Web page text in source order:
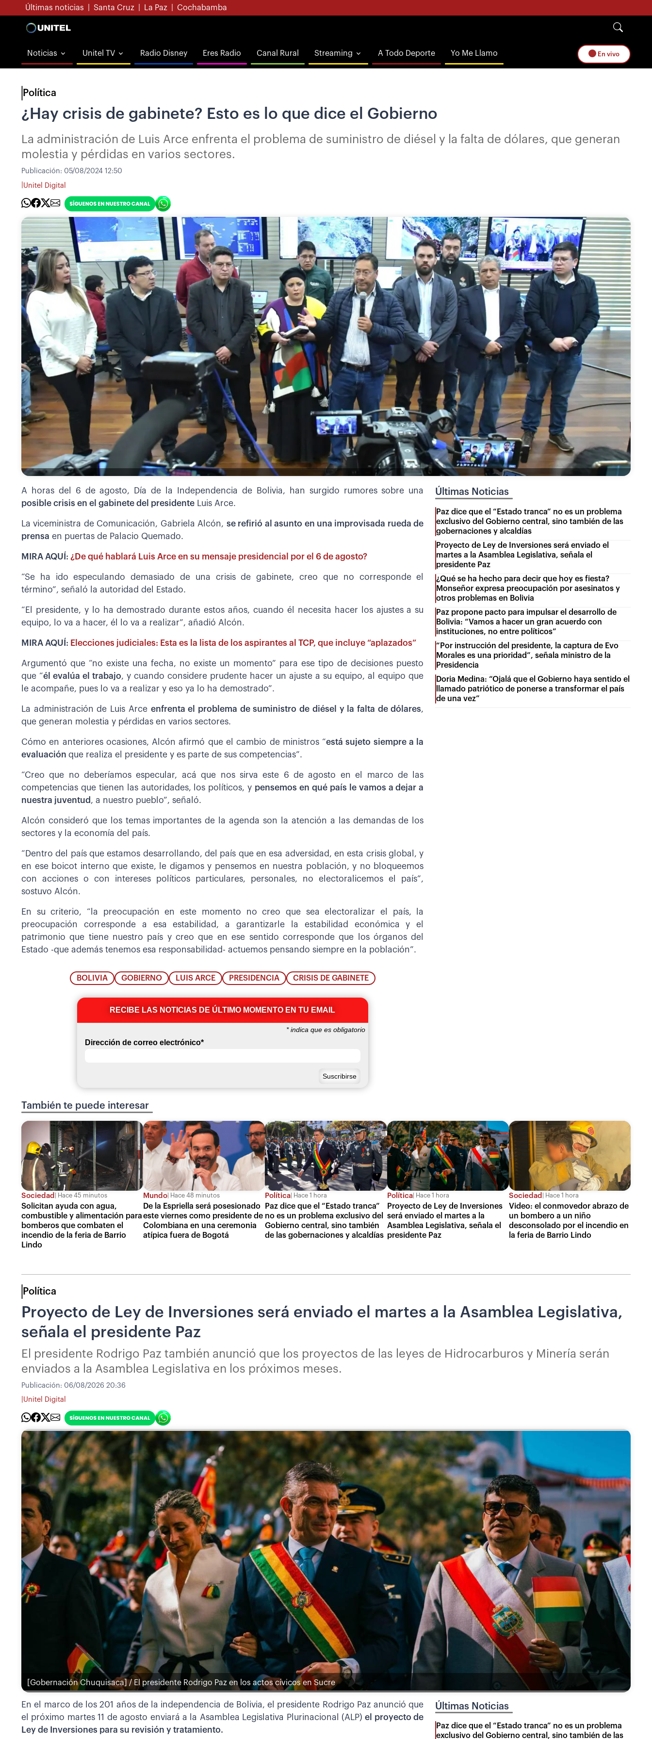
Últimas noticias Santa Cruz La Paz Cochabamba
Noticias Unitel TV Radio Disney Eres Radio Canal Rural Streaming A Todo Deporte Yo Me Llamo En vivo
Política
¿Hay crisis de gabinete? Esto es lo que dice el Gobierno
La administración de Luis Arce enfrenta el problema de suministro de diésel y la falta de dólares, que generan
molestia y pérdidas en varios sectores.
Publicación: 05/08/2024 12:50
Unitel Digital
A horas del 6 de agosto, Día de la Independencia de Bolivia, han surgido rumores sobre una
posible crisis en el gabinete del presidente Luis Arce.
La viceministra de Comunicación, Gabriela Alcón, se refirió al asunto en una improvisada rueda de
prensa en puertas de Palacio Quemado.
MIRA AQUÍ: ¿De qué hablará Luis Arce en su mensaje presidencial por el 6 de agosto?
“Se ha ido especulando demasiado de una crisis de gabinete, creo que no corresponde el
término”, señaló la autoridad del Estado.
“El presidente, y lo ha demostrado durante estos años, cuando él necesita hacer los ajustes a su
equipo, lo va a hacer, él lo va a realizar”, añadió Alcón.
MIRA AQUÍ: Elecciones judiciales: Esta es la lista de los aspirantes al TCP, que incluye “aplazados”
Argumentó que “no existe una fecha, no existe un momento” para ese tipo de decisiones puesto
que “él evalúa el trabajo, y cuando considere prudente hacer un ajuste a su equipo, al equipo que
le acompañe, pues lo va a realizar y eso ya lo ha demostrado”.
La administración de Luis Arce enfrenta el problema de suministro de diésel y la falta de dólares,
que generan molestia y pérdidas en varios sectores.
Cómo en anteriores ocasiones, Alcón afirmó que el cambio de ministros “está sujeto siempre a la
evaluación que realiza el presidente y es parte de sus competencias”.
“Creo que no deberíamos especular, acá que nos sirva este 6 de agosto en el marco de las
competencias que tienen las autoridades, los políticos, y pensemos en qué país le vamos a dejar a
nuestra juventud , a nuestro pueblo”, señaló.
Alcón consideró que los temas importantes de la agenda son la atención a las demandas de los
sectores y la economía del país.
“Dentro del país que estamos desarrollando, del país que en esa adversidad, en esta crisis global, y
en ese boicot interno que existe, le digamos y pensemos en nuestra población, y no bloqueemos
con acciones o con intereses políticos particulares, personales, no electoralicemos el país”,
sostuvo Alcón.
En su criterio, “la preocupación en este momento no creo que sea electoralizar el país, la
preocupación corresponde a esa estabilidad, a garantizarle la estabilidad económica y el
patrimonio que tiene nuestro país y creo que en ese sentido corresponde que los órganos del
Estado -que además tenemos esa responsabilidad- actuemos pensando siempre en la población”.
BOLIVIA GOBIERNO LUIS ARCE PRESIDENCIA CRISIS DE GABINETE
RECIBE LAS NOTICIAS DE ÚLTIMO MOMENTO EN TU EMAIL
*indica que es obligatorio
Dirección de correo electrónico*
Últimas Noticias
Paz dice que el “Estado tranca” no es un problema
exclusivo del Gobierno central, sino también de las
gobernaciones y alcaldías
Proyecto de Ley de Inversiones será enviado el
martes a la Asamblea Legislativa, señala el
presidente Paz
¿Qué se ha hecho para decir que hoy es fiesta?
Monseñor expresa preocupación por asesinatos y
otros problemas en Bolivia
Paz propone pacto para impulsar el desarrollo de
Bolivia: “Vamos a hacer un gran acuerdo con
instituciones, no entre políticos”
“Por instrucción del presidente, la captura de Evo
Morales es una prioridad”, señala ministro de la
Presidencia
Doria Medina: “Ojalá que el Gobierno haya sentido el
llamado patriótico de ponerse a transformar el país
de una vez”
También te puede interesar
Sociedad Hace 45 minutos
Solicitan ayuda con agua,
combustible y alimentación para
bomberos que combaten el
incendio de la feria de Barrio
Lindo
Mundo Hace 48 minutos
De la Espriella será posesionado
este viernes como presidente de
Colombiana en una ceremonia
atípica fuera de Bogotá
Política Hace 1 hora
Paz dice que el “Estado tranca”
no es un problema exclusivo del
Gobierno central, sino también
de las gobernaciones y alcaldías
Política Hace 1 hora
Proyecto de Ley de Inversiones
será enviado el martes a la
Asamblea Legislativa, señala el
presidente Paz
Sociedad Hace 1 hora
Video: el conmovedor abrazo de
un bombero a un niño
desconsolado por el incendio en
la feria de Barrio Lindo
Política
Proyecto de Ley de Inversiones será enviado el martes a la Asamblea Legislativa,
señala el presidente Paz
El presidente Rodrigo Paz también anunció que los proyectos de las leyes de Hidrocarburos y Minería serán
enviados a la Asamblea Legislativa en los próximos meses.
Publicación: 06/08/2026 20:36
Unitel Digital
[Gobernación Chuquisaca] / El presidente Rodrigo Paz en los actos cívicos en Sucre
En el marco de los 201 años de la independencia de Bolivia, el presidente Rodrigo Paz anunció que
el próximo martes 11 de agosto enviará a la Asamblea Legislativa Plurinacional (ALP)el proyecto de
Ley de Inversiones para su revisión y tratamiento.
Últimas Noticias
Paz dice que el “Estado tranca” no es un problema
exclusivo del Gobierno central, sino también de las